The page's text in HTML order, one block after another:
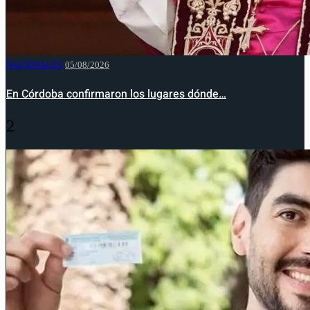
NACIONALES 05/08/2026
En Córdoba confirmaron los lugares dónde…
2